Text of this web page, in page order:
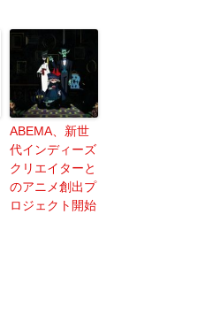
ABEMA、新世
代インディーズ
クリエイターと
のアニメ創出プ
ロジェクト開始